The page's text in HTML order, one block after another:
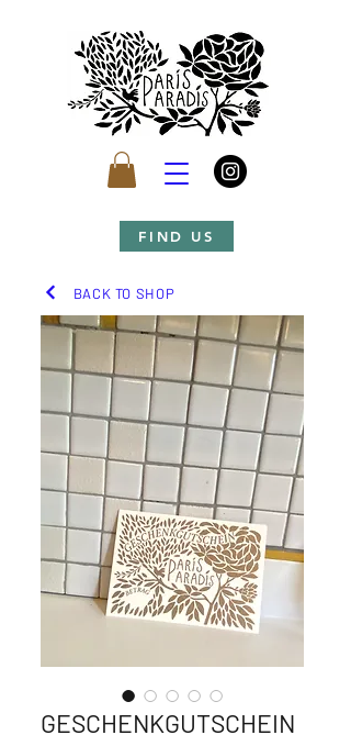
FIND US
BACK TO SHOP
GESCHENKGUTSCHEIN